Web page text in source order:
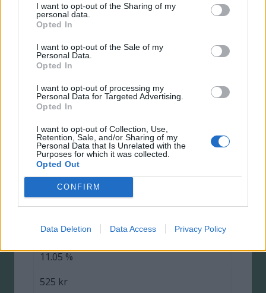
I want to opt-out of the Sharing of my
personal data.
Opted In
I want to opt-out of the Sale of my
Personal Data.
Opted In
I want to opt-out of processing my
Personal Data for Targeted Advertising.
Opted In
I want to opt-out of Collection, Use,
Retention, Sale, and/or Sharing of my
Personal Data that Is Unrelated with the
Purposes for which it was collected.
Opted Out
CONFIRM
Data Deletion Data Access Privacy Policy
60
Ansök
10.65 %
250 kr
200.000 kr
50
Eurocard Gold
11.05 %
525 kr